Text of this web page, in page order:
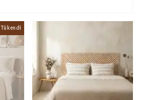
Tükendi